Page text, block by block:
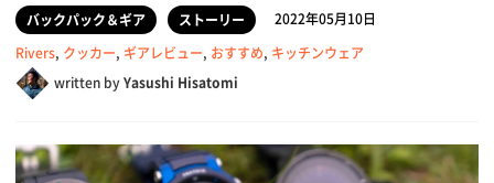
バックパック＆ギア ストーリー
2022年05月10日
Rivers, クッカー, ギアレビュー, おすすめ, キッチンウェア
written byYasushi Hisatomi